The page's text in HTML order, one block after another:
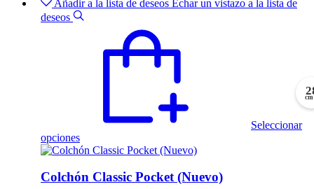
Añadir a la lista de deseos Echar un vistazo a la lista de
deseos
Seleccionar
opcionesEste
producto
múltiples
Colchón Classic Pocket (Nuevo)